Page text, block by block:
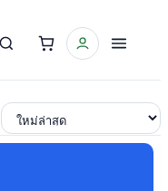
เรียงตาม